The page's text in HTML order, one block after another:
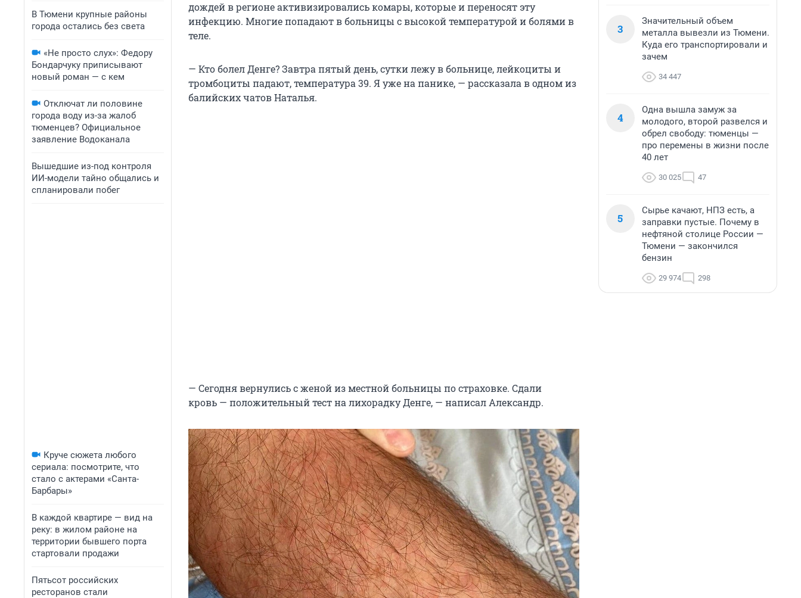
В Тюмени крупные районы
города остались без света
«Не просто слух»: Федору
Бондарчуку приписывают
новый роман — с кем
Отключат ли половине
города воду из-за жалоб
тюменцев? Официальное
заявление Водоканала
Вышедшие из-под контроля
ИИ-модели тайно общались и
спланировали побег
Круче сюжета любого
сериала: посмотрите, что
стало с актерами «Санта-
Барбары»
В каждой квартире — вид на
реку: в жилом районе на
территории бывшего порта
стартовали продажи
Пятьсот российских
ресторанов стали
дождей в регионе активизировались комары, которые и переносят эту
инфекцию. Многие попадают в больницы с высокой температурой и болями в
теле.
— Кто болел Денге? Завтра пятый день, сутки лежу в больнице, лейкоциты и
тромбоциты падают, температура 39. Я уже на панике, — рассказала в одном из
балийских чатов Наталья.
— Сегодня вернулись с женой из местной больницы по страховке. Сдали
кровь — положительный тест на лихорадку Денге, — написал Александр.
3
Значительный объем
металла вывезли из Тюмени.
Куда его транспортировали и
зачем
34 447
4
Одна вышла замуж за
молодого, второй развелся и
обрел свободу: тюменцы —
про перемены в жизни после
40 лет
30 025 47
5
Сырье качают, НПЗ есть, а
заправки пустые. Почему в
нефтяной столице России —
Тюмени — закончился
бензин
29 974 298